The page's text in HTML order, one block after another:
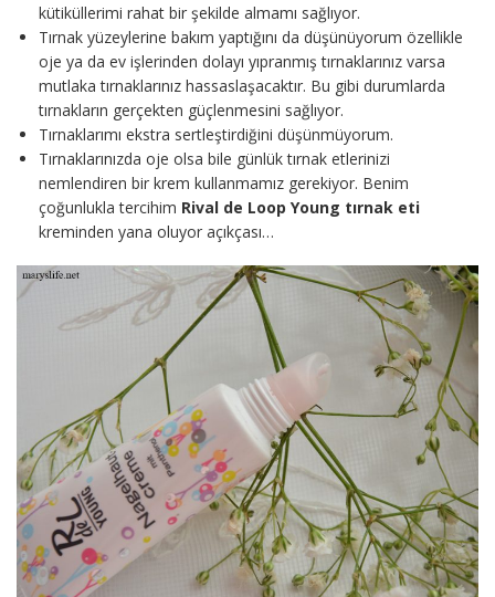
kütiküllerimi rahat bir şekilde almamı sağlıyor.
Tırnak yüzeylerine bakım yaptığını da düşünüyorum özellikle
oje ya da ev işlerinden dolayı yıpranmış tırnaklarınız varsa
mutlaka tırnaklarınız hassaslaşacaktır. Bu gibi durumlarda
tırnakların gerçekten güçlenmesini sağlıyor.
Tırnaklarımı ekstra sertleştirdiğini düşünmüyorum.
Tırnaklarınızda oje olsa bile günlük tırnak etlerinizi
nemlendiren bir krem kullanmamız gerekiyor. Benim
çoğunlukla tercihim Rival de Loop Young tırnak eti
kreminden yana oluyor açıkçası…